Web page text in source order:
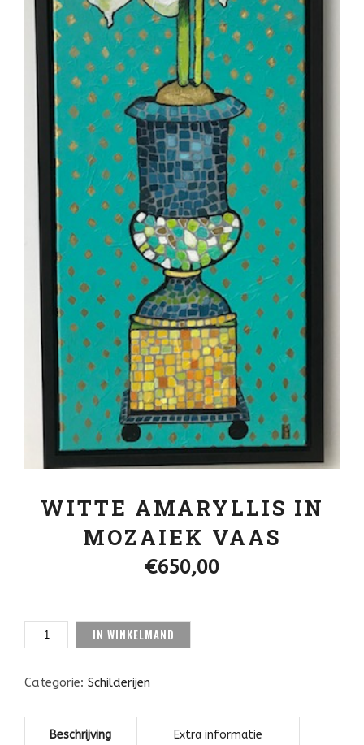
WITTE AMARYLLIS IN
MOZAIEK VAAS
€650,00
WITTE
AMARYLLIS
MOZAIEK
AANTAL
IN WINKELMAND
Categorie: Schilderijen